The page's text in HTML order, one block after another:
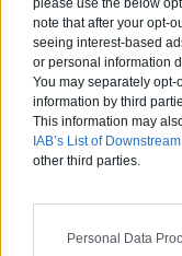
please use the below
note that after your opt-
seeing interest-based
or personal information
You may separately opt-
information by third
This information may
IAB’s List of
other third parties.
Personal Data